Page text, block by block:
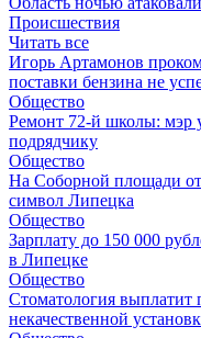
Происшествия
Читать все
Игорь Артамонов
поставки бензина не
Общество
Ремонт 72‑й школы: мэр
подрядчику
Общество
На Соборной площади
символ Липецка
Общество
Зарплату до 150 000
в Липецке
Общество
Стоматология выплатит
некачественной